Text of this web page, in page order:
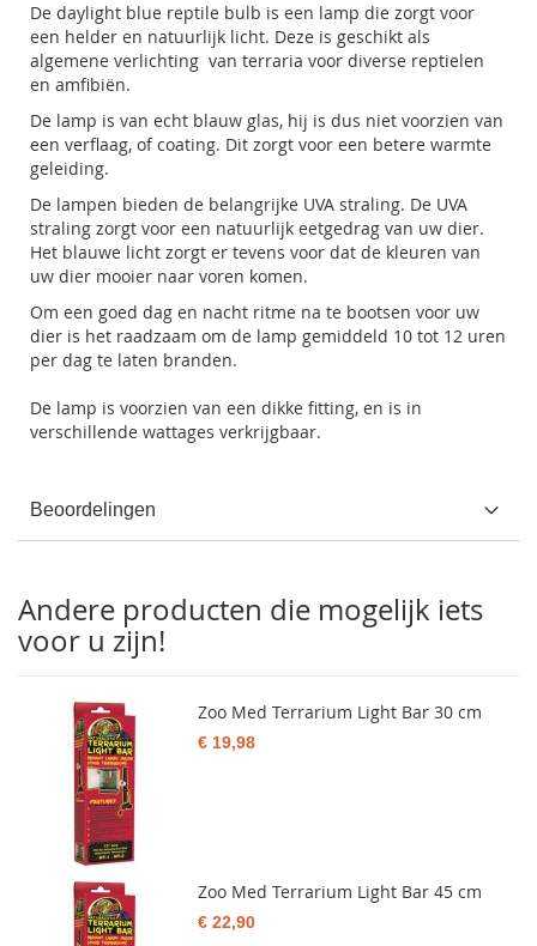
De daylight blue reptile bulb is een lamp die zorgt voor
een helder en natuurlijk licht. Deze is geschikt als
algemene verlichting van terraria voor diverse reptielen
en amfibiën.
De lamp is van echt blauw glas, hij is dus niet voorzien van
een verflaag, of coating. Dit zorgt voor een betere warmte
geleiding.
De lampen bieden de belangrijke UVA straling. De UVA
straling zorgt voor een natuurlijk eetgedrag van uw dier.
Het blauwe licht zorgt er tevens voor dat de kleuren van
uw dier mooier naar voren komen.
Om een goed dag en nacht ritme na te bootsen voor uw
dier is het raadzaam om de lamp gemiddeld 10 tot 12 uren
per dag te laten branden.
De lamp is voorzien van een dikke fitting, en is in
verschillende wattages verkrijgbaar.
Beoordelingen
Andere producten die mogelijk iets
voor u zijn!
Zoo Med Terrarium Light Bar 30 cm
€ 19,98
Zoo Med Terrarium Light Bar 45 cm
€ 22,90